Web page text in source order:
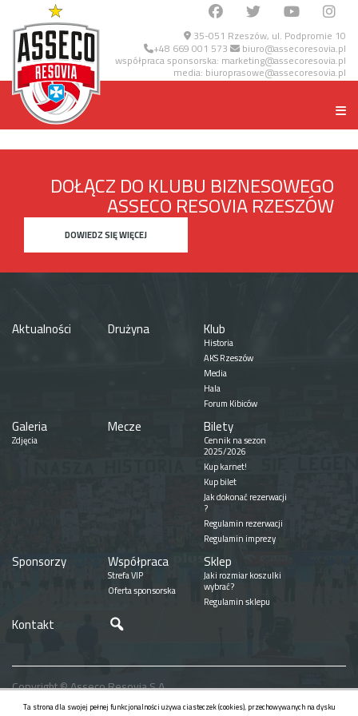
35-051 Rzeszów, ul. Podpromie 10
+48 669 001 573 biuro@assecoresovia.pl
współpraca sponsorska: marketing@assecoresovia.pl
media: biuroprasowe@assecoresovia.pl
DOŁĄCZ DO KLUBU BIZNESOWEGO
ASSECO RESOVIA RZESZÓW
DOWIEDZ SIĘ WIĘCEJ
Aktualności Drużyna Klub
Historia
AKS Rzeszów
Media
Hala
Forum Kibiców
Galeria
Zdjęcia
Mecze Bilety
Cennik na sezon
2025/2026
Kup karnet!
Kup bilet
Jak dokonać rezerwacji
?
Regulamin rezerwacji
Regulamin imprezy
Sponsorzy Współpraca
Strefa VIP
Oferta sponsorska
Sklep
Jaki rozmiar koszulki
wybrać?
Regulamin sklepu
Kontakt
Copyright © Asseco Resovia S.A.
Realizacja
Ta strona dla swojej pełnej funkcjonalności używa ciasteczek (cookies), przechowywanych na dysku